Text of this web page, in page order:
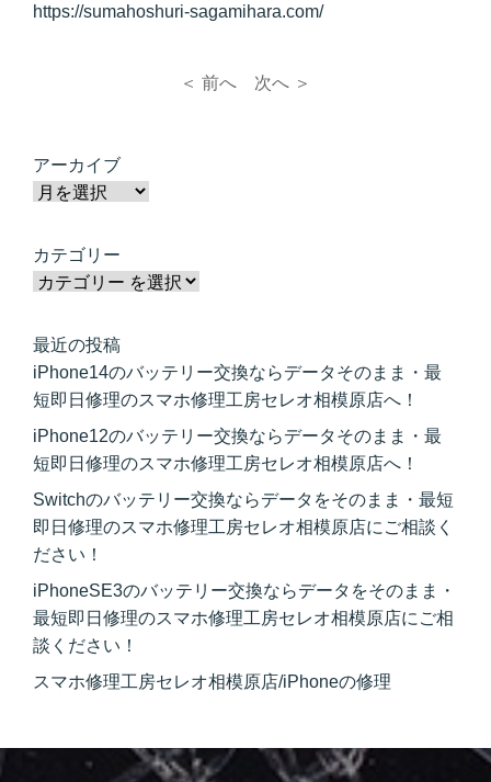
https://sumahoshuri-sagamihara.com/
＜ 前へ 次へ ＞
アーカイブ
カテゴリー
最近の投稿
iPhone14のバッテリー交換ならデータそのまま・最
短即日修理のスマホ修理工房セレオ相模原店へ！
iPhone12のバッテリー交換ならデータそのまま・最
短即日修理のスマホ修理工房セレオ相模原店へ！
Switchのバッテリー交換ならデータをそのまま・最短
即日修理のスマホ修理工房セレオ相模原店にご相談く
ださい！
iPhoneSE3のバッテリー交換ならデータをそのまま・
最短即日修理のスマホ修理工房セレオ相模原店にご相
談ください！
スマホ修理工房セレオ相模原店/iPhoneの修理